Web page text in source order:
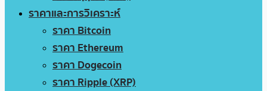
ราคาและการวิเคราะห์
ราคา Bitcoin
ราคา Ethereum
ราคา Dogecoin
ราคา Ripple (XRP)